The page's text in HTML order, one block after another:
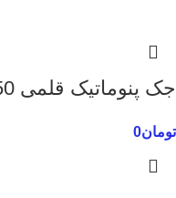
جک پنوماتیک قلمی 50*16 HPC
تومان0